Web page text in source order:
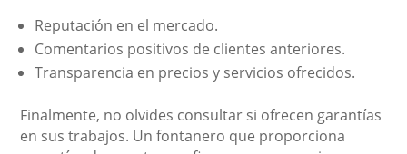
Reputación en el mercado.
Comentarios positivos de clientes anteriores.
Transparencia en precios y servicios ofrecidos.
Finalmente, no olvides consultar si ofrecen garantías
en sus trabajos. Un fontanero que proporciona